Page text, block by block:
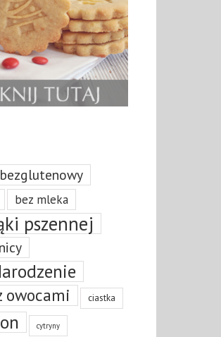
bezglutenowy
bez mleka
pszennej
owocami ciastka
cytryny